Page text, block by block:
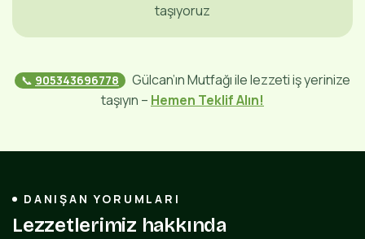
taşıyoruz
📞 905343696778
Gülcan’ın Mutfağı ile lezzeti iş yerinize
taşıyın – Hemen Teklif Alın!
DANIŞAN YORUMLARI
Lezzetlerimiz hakkında